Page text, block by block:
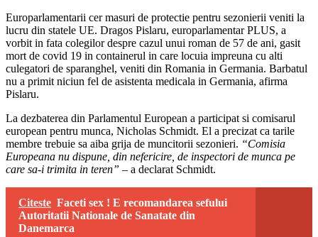
Europarlamentarii cer masuri de protectie pentru sezonierii veniti la
lucru din statele UE. Dragos Pislaru, europarlamentar PLUS, a
vorbit in fata colegilor despre cazul unui roman de 57 de ani, gasit
mort de covid 19 in containerul in care locuia impreuna cu alti
culegatori de sparanghel, veniti din Romania in Germania. Barbatul
nu a primit niciun fel de asistenta medicala in Germania, afirma
Pislaru.
La dezbaterea din Parlamentul European a participat si comisarul
european pentru munca, Nicholas Schmidt. El a precizat ca tarile
membre trebuie sa aiba grija de muncitorii sezonieri. “Comisia
Europeana nu dispune, din nefericire, de inspectori de munca pe
care sa-i trimita in teren” – a declarat Schmidt.
Citeste Faceti sex ! E recomandarea sefului
Autoritatii Nationale de Sanatate din
Danemarca